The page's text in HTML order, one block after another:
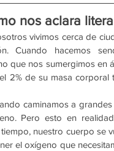
nos aclara
vivimos cerca de
Cuando hacemos
que nos sumergimos en
2% de su masa
caminamos a
Pero esto en
nuestro cuerpo se
el oxígeno que